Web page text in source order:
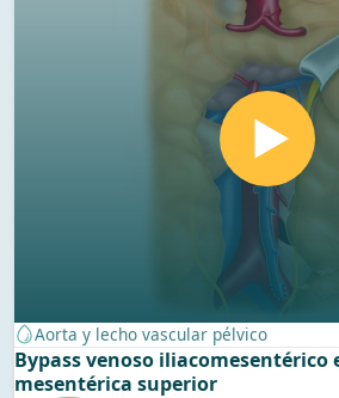
Aorta y lecho vascular pélvico
Bypass venoso iliacomesentérico
mesentérica superior